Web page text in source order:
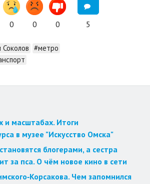
0 0 0 5
#метро
и масштабах. Итоги
в музее "Искусство Омска"
блогерами, а сестра
за пса. О чём новое кино в сети
Чем запомнился